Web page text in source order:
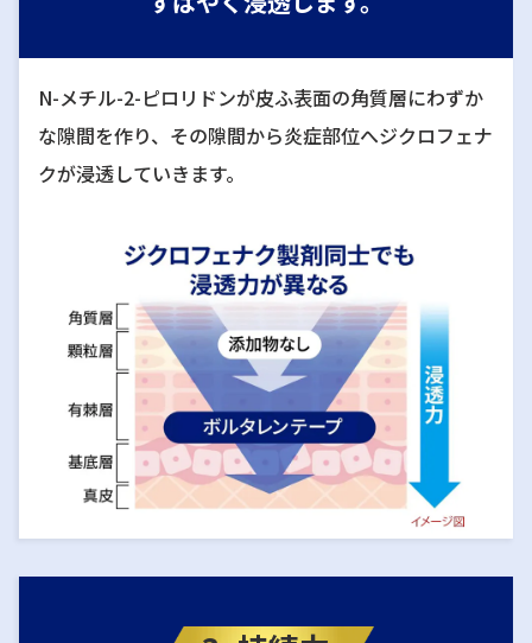
N-メチル-2-ピロリドンが皮ふ表面の角質層にわずか
な隙間を作り、その隙間から炎症部位へジクロフェナ
クが浸透していきます。